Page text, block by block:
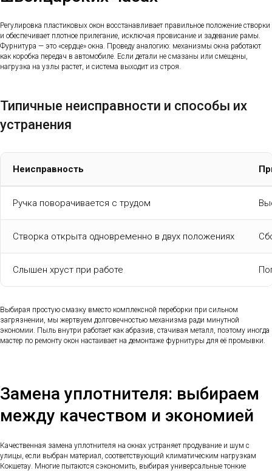
Регулировка пластиковых окон восстанавливает правильное положение створки
и обеспечивает плотное прилегание, исключая провисание и задевание рамы.
Фурнитура — это «сердце» окна. Проведу аналогию: механизмы окна работают
как коробка передач в автомобиле. Если детали не смазаны или смещены,
нагрузка на узлы растет, и система выходит из строя.
Типичные неисправности и способы их
устранения
Неисправность
Ручка поворачивается с трудом
Створка открыта одновременно в двух положениях
Слышен хруст при работе
Выбирая простую смазку вместо комплексной переборки при сильном
загрязнении, мы жертвуем долговечностью механизма ради минутной
экономии. Пыль внутри работает как абразив, стачивая металл, поэтому иногда
мастер по ремонту окон настаивает на демонтаже фурнитуры для её промывки.
Замена уплотнителя: выбираем
между качеством и экономией
Качественная замена уплотнителя на окнах устраняет продувание и шум с
улицы, если выбран материал, соответствующий климатическим нагрузкам
Кокшетау. Многие пытаются сэкономить, выбирая универсальные тонкие